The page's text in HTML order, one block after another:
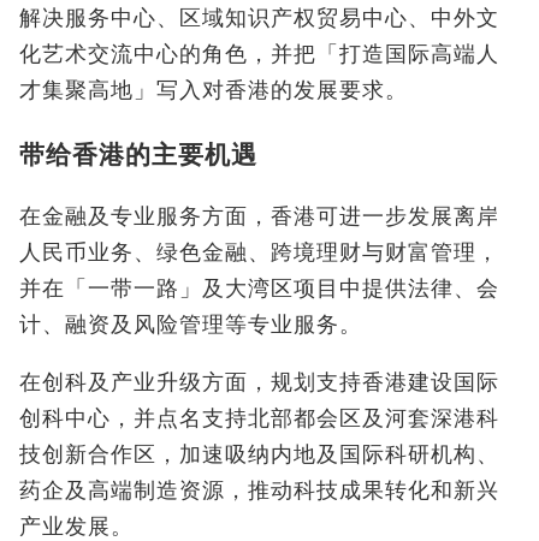
解决服务中心、区域知识产权贸易中心、中外文
化艺术交流中心的角色，并把 「 打造国际高端人
才集聚高地」写入对香港的发展要求。
带给香港的主要机遇
在金融及专业服务方面，香港可进一步发展离岸
人民币业务、绿色金融、跨境理财与财富管理，
并在「一带一路」及大湾区项目中提供法律、会
计、融资及风险管理等专业服务。
在创科及产业升级方面，规划支持香港建设国际
创科中心，并点名支持北部都会区及河套深港科
技创新合作区，加速吸纳内地及国际科研机构、
药企及高端制造资源，推动科技成果转化和新兴
产业发展。